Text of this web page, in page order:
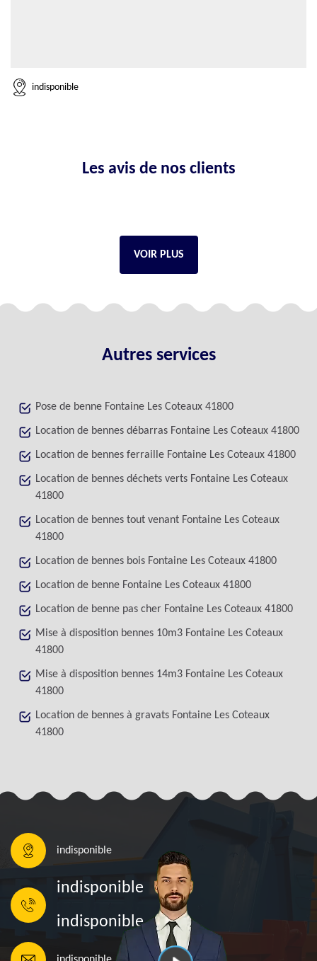
indisponible
Les avis de nos clients
VOIR PLUS
Autres services
Pose de benne Fontaine Les Coteaux 41800
Location de bennes débarras Fontaine Les Coteaux 41800
Location de bennes ferraille Fontaine Les Coteaux 41800
Location de bennes déchets verts Fontaine Les Coteaux
41800
Location de bennes tout venant Fontaine Les Coteaux
41800
Location de bennes bois Fontaine Les Coteaux 41800
Location de benne Fontaine Les Coteaux 41800
Location de benne pas cher Fontaine Les Coteaux 41800
Mise à disposition bennes 10m3 Fontaine Les Coteaux
41800
Mise à disposition bennes 14m3 Fontaine Les Coteaux
41800
Location de bennes à gravats Fontaine Les Coteaux
41800
indisponible
indisponible
indisponible